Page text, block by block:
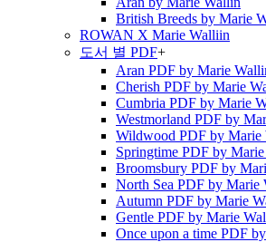
British Breeds by Marie
ROWAN X Marie Walliin
도서 별 PDF+
Aran PDF by Marie
Cherish PDF by Marie
Cumbria PDF by Marie
Westmorland PDF by
Wildwood PDF by Marie
Springtime PDF by
Broomsbury PDF by
North Sea PDF by Marie
Autumn PDF by Marie
Gentle PDF by Marie
Once upon a time PDF